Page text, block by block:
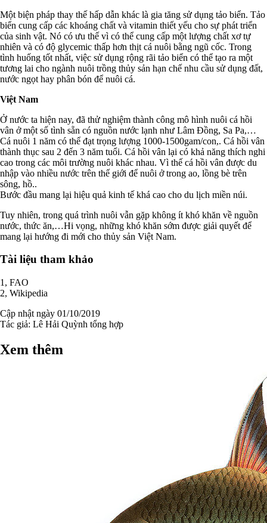
Một biện pháp thay thế hấp dẫn khác là gia tăng sử dụng tảo biển. Tảo
biển cung cấp các khoáng chất và vitamin thiết yếu cho sự phát triển
của sinh vật. Nó có ưu thế vì có thể cung cấp một lượng chất xơ tự
nhiên và có độ glycemic thấp hơn thịt cá nuôi bằng ngũ cốc. Trong
tình huống tốt nhất, việc sử dụng rộng rãi tảo biển có thể tạo ra một
tương lai cho ngành nuôi trồng thủy sản hạn chế nhu cầu sử dụng đất,
nước ngọt hay phân bón để nuôi cá.
Việt Nam
Ở nước ta hiện nay, đã thử nghiệm thành công mô hình nuôi cá hồi
vân ở một số tình sẵn có nguồn nước lạnh như Lâm Đồng, Sa Pa,…
Cá nuôi 1 năm có thể đạt trọng lượng 1000-1500gam/con,. Cá hồi vân
thành thục sau 2 đến 3 năm tuổi. Cá hồi vân lại có khả năng thích nghi
cao trong các môi trường nuôi khác nhau. Vì thế cá hồi vân được du
nhập vào nhiều nước trên thế giới để nuôi ở trong ao, lồng bè trên
sông, hồ..
Bước đầu mang lại hiệu quả kinh tế khá cao cho du lịch miền núi.
Tuy nhiên, trong quá trình nuôi vẫn gặp không ít khó khăn về nguồn
nước, thức ăn,…Hi vọng, những khó khăn sớm được giải quyết để
mang lại hướng đi mới cho thủy sản Việt Nam.
Tài liệu tham khảo
1, FAO
2, Wikipedia
Cập nhật ngày 01/10/2019
Tác giả: Lê Hải Quỳnh tổng hợp
Xem thêm